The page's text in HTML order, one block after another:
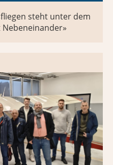
steht unter dem